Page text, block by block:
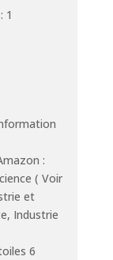
1
:
( Voir
et
Industrie
6